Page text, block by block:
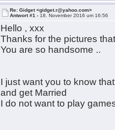
Re: Gidget <gidget.r@yahoo.com>
Antwort #1 - 18. November 2016 um 16:56
Hello , xxx
Thanks for the pictures
You are so handsome ..
I just want you to know
and get Married
I do not want to play